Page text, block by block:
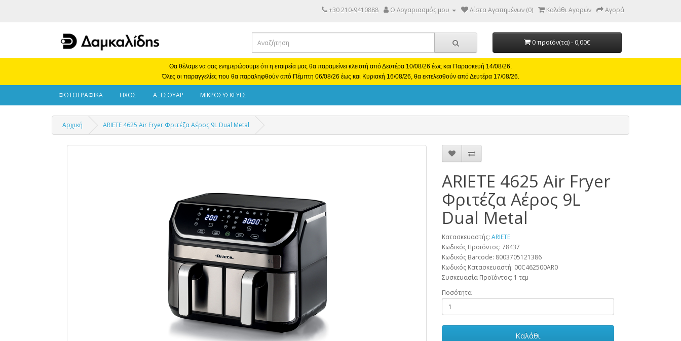
+30 210-9410888 Ο Λογαριασμός μου Λίστα Αγαπημένων (0) Καλάθι Αγορών Αγορά
0 προϊόν(τα) - 0,00€
Θα θέλαμε να σας ενημερώσουμε ότι η εταιρεία μας θα παραμείνει κλειστή από Δευτέρα 10/08/26 έως και Παρασκευή 14/08/26.
Όλες οι παραγγελίες που θα παραληφθούν από Πέμπτη 06/08/26 έως και Κυριακή 16/08/26, θα εκτελεσθούν από Δευτέρα 17/08/26.
ΦΩΤΟΓΡΑΦΙΚΑ ΗΧΟΣ ΑΞΕΣΟΥΑΡ ΜΙΚΡΟΣΥΣΚΕΥΕΣ
Αρχική ARIETE 4625 Air Fryer Φριτέζα Αέρος 9L Dual Metal
ARIETE 4625 Air Fryer
Φριτέζα Αέρος 9L
Dual Metal
Κατασκευαστής: ARIETE
Κωδικός Προϊόντος: 78437
Κωδικός Barcode: 8003705121386
Κωδικός Κατασκευαστή: 00C462500AR0
Συσκευασία Προϊόντος: 1 τεμ
Ποσότητα
Καλάθι